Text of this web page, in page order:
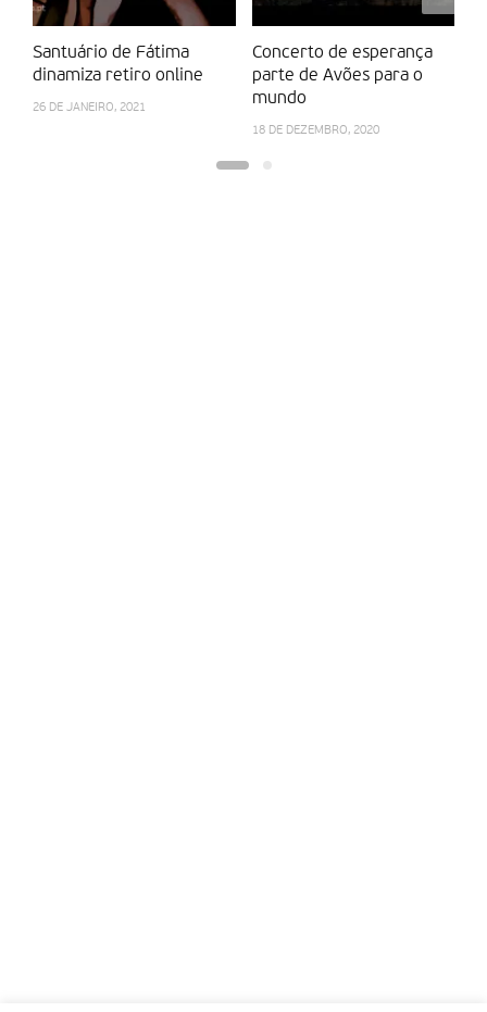
Santuário de Fátima
dinamiza retiro online
26 DE JANEIRO, 2021
Concerto de esperança
parte de Avões para o
mundo
18 DE DEZEMBRO, 2020